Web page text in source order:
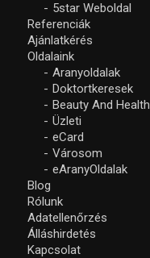
5star Weboldal
Referenciák
Ajánlatkérés
Oldalaink
Aranyoldalak
Doktortkeresek
Beauty And Health
Üzleti
eCard
Városom
eAranyOldalak
Blog
Rólunk
Adatellenőrzés
Álláshirdetés
Kapcsolat